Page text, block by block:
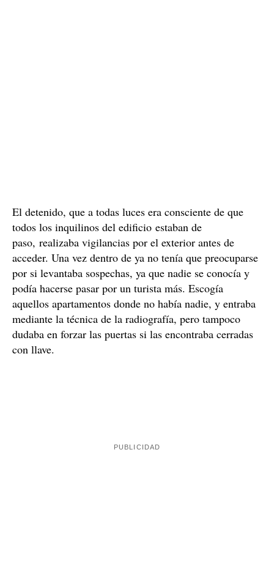
El detenido, que a todas luces era consciente de que
todos los inquilinos del edificio estaban de
paso, realizaba vigilancias por el exterior antes de
acceder. Una vez dentro de ya no tenía que preocuparse
por si levantaba sospechas, ya que nadie se conocía y
podía hacerse pasar por un turista más. Escogía
aquellos apartamentos donde no había nadie, y entraba
mediante la técnica de la radiografía, pero tampoco
dudaba en forzar las puertas si las encontraba cerradas
con llave.